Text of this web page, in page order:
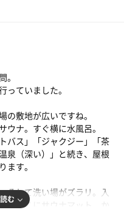
た。大の里、豊昇龍、安青
起こすのか。目が離せませ
サウナ。無茶をしまし
り休みました
8分 休 9分 休
たりしています。
。
っていました。
の敷地が広いですね。
ウナ。すぐ横に水風呂。
バス」「ジャクジー」「茶
泉（深い）」と続き、屋根
ます。
そして洗い場がズラリ。入
。そこにサウナマット。か
行くまでが遠い道のり
む